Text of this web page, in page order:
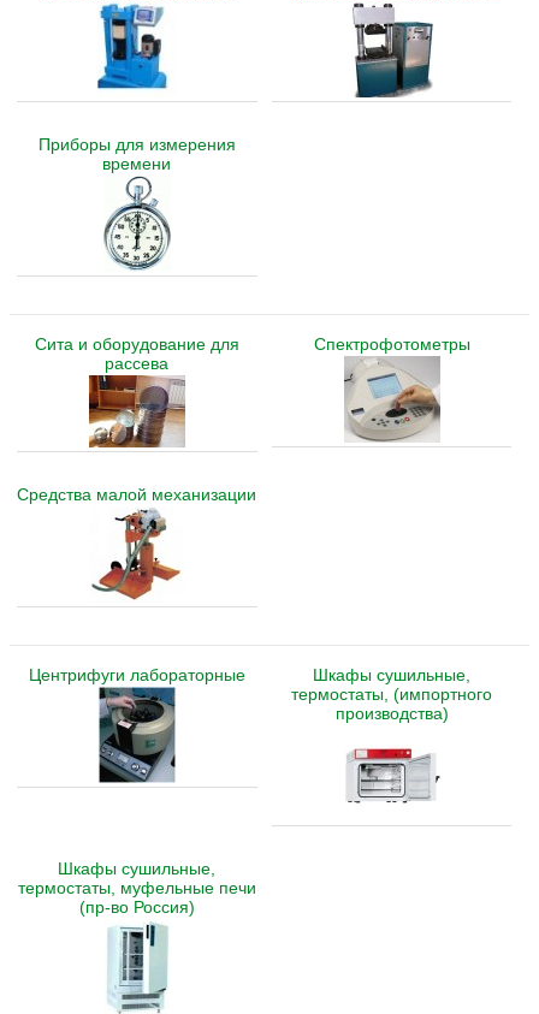
Приборы для измерения
времени
Сита и оборудование для
рассева
Спектрофотометры
Средства малой механизации
Центрифуги лабораторные
Шкафы сушильные,
термостаты, (импортного
производства)
Шкафы сушильные,
термостаты, муфельные печи
(пр-во Россия)